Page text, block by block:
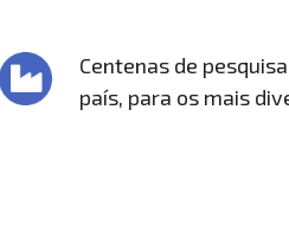
Centenas de
país, para os mais